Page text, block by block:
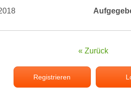
« Zurück
Registrieren